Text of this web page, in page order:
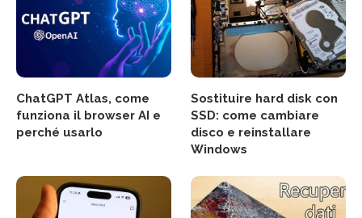
ChatGPT Atlas, come
funziona il browser AI e
perché usarlo
Sostituire hard disk con
SSD: come cambiare
disco e reinstallare
Windows